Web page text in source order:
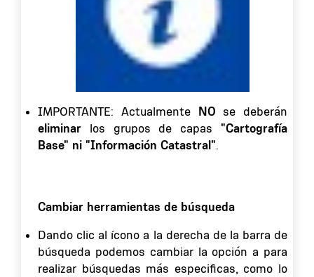
IMPORTANTE: Actualmente NO se deberán
eliminar los grupos de capas "Cartografía
Base" ni "Información Catastral".
Cambiar herramientas de búsqueda
Dando clic al ícono a la derecha de la barra de
búsqueda podemos cambiar la opción a para
realizar búsquedas más especificas, como lo